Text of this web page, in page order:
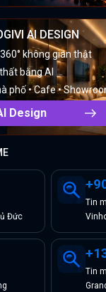
AI DESIGN
không gian thật
bằng AI
phố • Cafe •
Design
Đức
+
Tin
+
Tin